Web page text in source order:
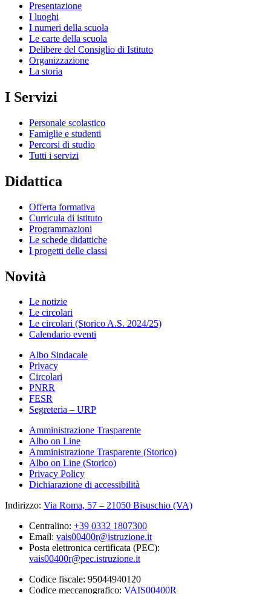
Presentazione
I luoghi
I numeri della scuola
Le carte della scuola
Delibere del Consiglio di Istituto
Organizzazione
La storia
I Servizi
Personale scolastico
Famiglie e studenti
Percorsi di studio
Tutti i servizi
Didattica
Offerta formativa
Curricula di istituto
Programmazioni
Le schede didattiche
I progetti delle classi
Novità
Le notizie
Le circolari
Le circolari (Storico A.S. 2024/25)
Calendario eventi
Albo Sindacale
Privacy
Circolari
PNRR
FESR
Segreteria – URP
Amministrazione Trasparente
Albo on Line
Amministrazione Trasparente (Storico)
Albo on Line (Storico)
Privacy Policy
Dichiarazione di accessibilità
Indirizzo: Via Roma, 57 – 21050 Bisuschio (VA)
Centralino: +39 0332 1807300
Email: vais00400r@istruzione.it
Posta elettronica certificata (PEC):
vais00400r@pec.istruzione.it
Codice fiscale: 95044940120
Codice meccanografico: VAIS00400R